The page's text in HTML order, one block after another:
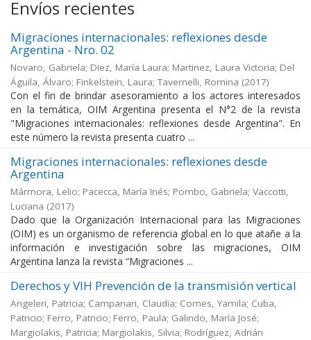
Envíos recientes
Migraciones internacionales: reflexiones desde
Argentina - Nro. 02
Novaro, Gabriela; Diez, María Laura; Martinez, Laura Victoria; Del
Águila, Álvaro; Finkelstein, Laura; Tavernelli, Romina (2017)
Con el fin de brindar asesoramiento a los actores interesados
en la temática, OIM Argentina presenta el N°2 de la revista
"Migraciones internacionales: reflexiones desde Argentina". En
este número la revista presenta cuatro ...
Migraciones internacionales: reflexiones desde
Argentina
Mármora, Lelio; Pacecca, María Inés; Pombo, Gabriela; Vaccotti,
Luciana (2017)
Dado que la Organización Internacional para las Migraciones
(OIM) es un organismo de referencia global en lo que atañe a la
información e investigación sobre las migraciones, OIM
Argentina lanza la revista “Migraciones ...
Derechos y VIH Prevención de la transmisión vertical
Angeleri, Patricia; Campanari, Claudia; Comes, Yamila; Cuba,
Patricio; Ferro, Patricio; Ferro, Paula; Galindo, María José;
Margiolakis, Patricia; Margiolakis, Silvia; Rodríguez, Adrián